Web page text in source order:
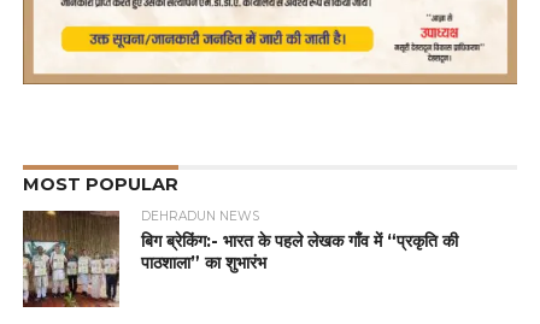
MOST POPULAR
DEHRADUN NEWS
बिग ब्रेकिंग:- भारत के पहले लेखक गाँव में “प्रकृति की
पाठशाला” का शुभारंभ